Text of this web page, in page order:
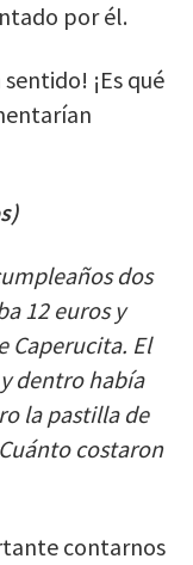
por él.
¡Es qué
dos
12 euros y
Caperucita. El
dentro había
la pastilla de
costaron
contarnos